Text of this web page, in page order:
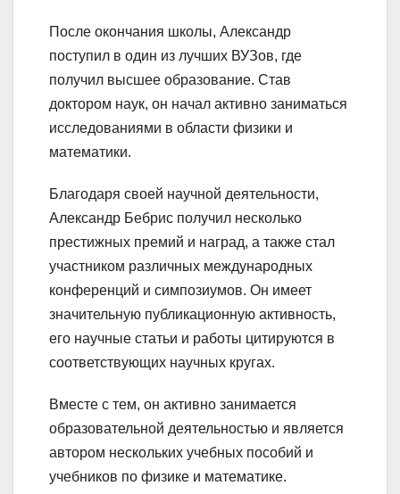
После окончания школы, Александр
поступил в один из лучших ВУЗов, где
получил высшее образование. Став
доктором наук, он начал активно заниматься
исследованиями в области физики и
математики.
Благодаря своей научной деятельности,
Александр Бебрис получил несколько
престижных премий и наград, а также стал
участником различных международных
конференций и симпозиумов. Он имеет
значительную публикационную активность,
его научные статьи и работы цитируются в
соответствующих научных кругах.
Вместе с тем, он активно занимается
образовательной деятельностью и является
автором нескольких учебных пособий и
учебников по физике и математике.